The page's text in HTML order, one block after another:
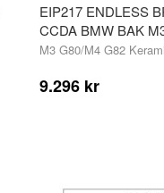
EIP217 ENDLESS
CCDA BMW BAK
M3 G80/M4 G82
9.296 kr